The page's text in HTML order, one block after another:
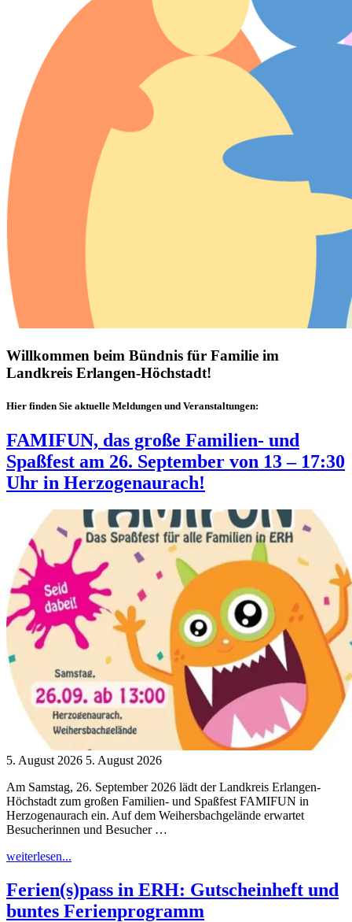
Willkommen beim Bündnis für Familie im
Landkreis Erlangen-Höchstadt!
Hier finden Sie aktuelle Meldungen und Veranstaltungen:
FAMIFUN, das große Familien- und
Spaßfest am 26. September von 13 – 17:30
Uhr in Herzogenaurach!
5. August 2026 5. August 2026
Am Samstag, 26. September 2026 lädt der Landkreis Erlangen-
Höchstadt zum großen Familien- und Spaßfest FAMIFUN in
Herzogenaurach ein. Auf dem Weihersbachgelände erwartet
Besucherinnen und Besucher …
weiterlesen...
große
Familien-
und
Ferien(s)pass in ERH: Gutscheinheft und
buntes Ferienprogramm